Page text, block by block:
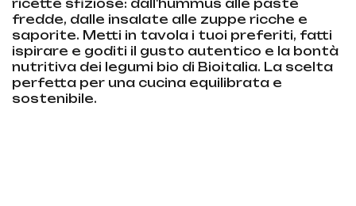
ricette sfiziose: dall'hummus alle paste
fredde, dalle insalate alle zuppe ricche e
saporite. Metti in tavola i tuoi preferiti, fatti
ispirare e goditi il gusto autentico e la bontà
nutritiva dei legumi bio di Bioitalia. La scelta
perfetta per una cucina equilibrata e
sostenibile.